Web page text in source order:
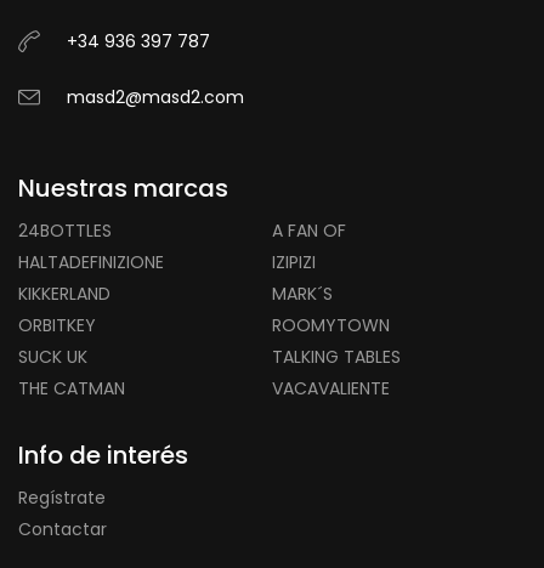
+34 936 397 787
masd2@masd2.com
Nuestras marcas
24BOTTLES
A FAN OF
HALTADEFINIZIONE
IZIPIZI
KIKKERLAND
MARK´S
ORBITKEY
ROOMYTOWN
SUCK UK
TALKING TABLES
THE CATMAN
VACAVALIENTE
Info de interés
Regístrate
Contactar